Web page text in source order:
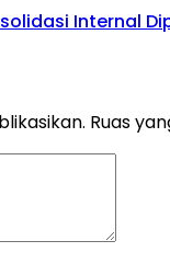
Internal
Ruas